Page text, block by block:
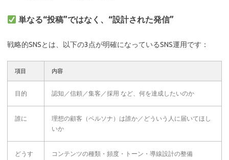
単なる“投稿”ではなく、“設計された発信”
戦略的SNSとは、以下の3点が明確になっているSNS運用です：
項目 内容
目的 認知／信頼／集客／採用 など、何を達成したいのか
誰に
理想の顧客（ペルソナ）は誰か／どういう人に届いてほし
いか
どうす
コンテンツの種類・頻度・トーン・導線設計の整備